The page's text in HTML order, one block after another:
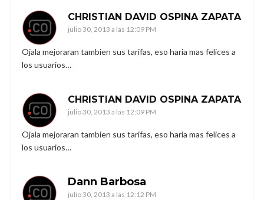
CHRISTIAN DAVID OSPINA ZAPATA
julio 30, 2013 a las 12:09 PM
Ojala mejoraran tambien sus tarifas, eso haria mas felices a
los usuarios…
CHRISTIAN DAVID OSPINA ZAPATA
julio 30, 2013 a las 12:09 PM
Ojala mejoraran tambien sus tarifas, eso haria mas felices a
los usuarios…
Dann Barbosa
julio 30, 2013 a las 12:12 PM